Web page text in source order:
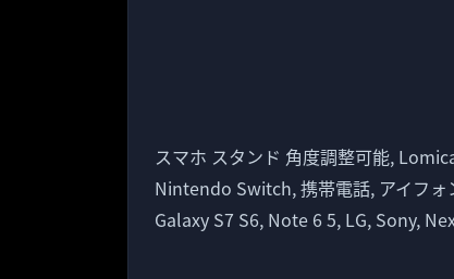
スマホ スタンド 角度調整可能,
Nintendo Switch, 携帯電話, アイフォ
Galaxy S7 S6, Note 6 5, LG, Sony,